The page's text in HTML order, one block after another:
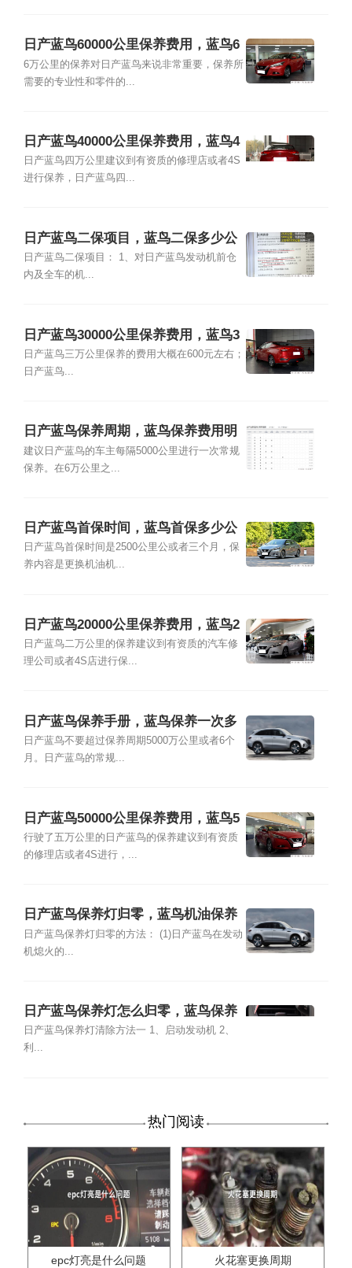
日产蓝鸟60000公里保养费用，蓝鸟6
万公里保养项目
6万公里的保养对日产蓝鸟来说非常重要，保养所
需要的专业性和零件的...
日产蓝鸟40000公里保养费用，蓝鸟4
万公里保养项目
日产蓝鸟四万公里建议到有资质的修理店或者4S
进行保养，日产蓝鸟四...
日产蓝鸟二保项目，蓝鸟二保多少公
里
日产蓝鸟二保项目： 1、对日产蓝鸟发动机前仓
内及全车的机...
日产蓝鸟30000公里保养费用，蓝鸟3
万公里保养项目
日产蓝鸟三万公里保养的费用大概在600元左右；
日产蓝鸟...
日产蓝鸟保养周期，蓝鸟保养费用明
细表
建议日产蓝鸟的车主每隔5000公里进行一次常规
保养。在6万公里之...
日产蓝鸟首保时间，蓝鸟首保多少公
里
日产蓝鸟首保时间是2500公里公或者三个月，保
养内容是更换机油机...
日产蓝鸟20000公里保养费用，蓝鸟2
万公里保养项目
日产蓝鸟二万公里的保养建议到有资质的汽车修
理公司或者4S店进行保...
日产蓝鸟保养手册，蓝鸟保养一次多
少钱
日产蓝鸟不要超过保养周期5000万公里或者6个
月。日产蓝鸟的常规...
日产蓝鸟50000公里保养费用，蓝鸟5
万公里保养项目
行驶了五万公里的日产蓝鸟的保养建议到有资质
的修理店或者4S进行，...
日产蓝鸟保养灯归零，蓝鸟机油保养
灯复位
日产蓝鸟保养灯归零的方法： (1)日产蓝鸟在发动
机熄火的...
日产蓝鸟保养灯怎么归零，蓝鸟保养
灯复位清零方法
日产蓝鸟保养灯清除方法一 1、启动发动机 2、
利...
热门阅读
epc灯亮是什么问题 火花塞更换周期